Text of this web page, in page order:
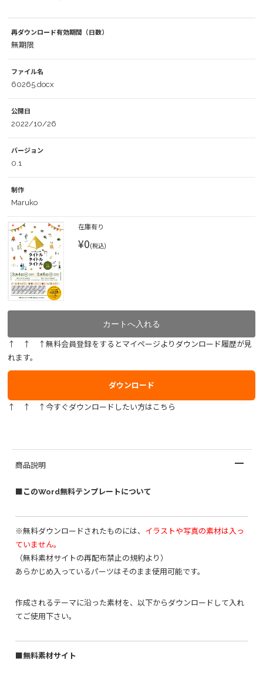
再ダウンロード有効期間（日数）
無期限
ファイル名
60265.docx
公開日
2022/10/26
バージョン
0.1
制作
Maruko
在庫有り
¥0(税込)
↑ ↑ ↑無料会員登録をするとマイページよりダウンロード履歴が見
れます。
ダウンロード
↑ ↑ ↑今すぐダウンロードしたい方はこちら
商品説明
■このWord無料テンプレートについて
※無料ダウンロードされたものには、 イラストや写真の素材は入っ
ていません。
（無料素材サイトの再配布禁止の規約より）
あらかじめ入っているパーツはそのまま使用可能です。
作成されるテーマに沿った素材を、以下からダウンロードして入れ
てご使用下さい。
■無料素材サイト